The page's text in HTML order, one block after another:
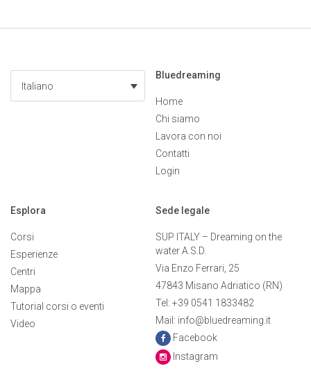
Italiano
Bluedreaming
Home
Chi siamo
Lavora con noi
Contatti
Login
Esplora
Corsi
Esperienze
Centri
Mappa
Tutorial corsi o eventi
Video
Sede legale
SUP ITALY – Dreaming on the
water A.S.D.
Via Enzo Ferrari, 25
47843 Misano Adriatico (RN)
Tel: +39 0541 1833482
Mail: info@bluedreaming.it
Facebook
Instagram